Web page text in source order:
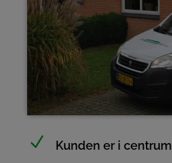
N Kunden er i centrum